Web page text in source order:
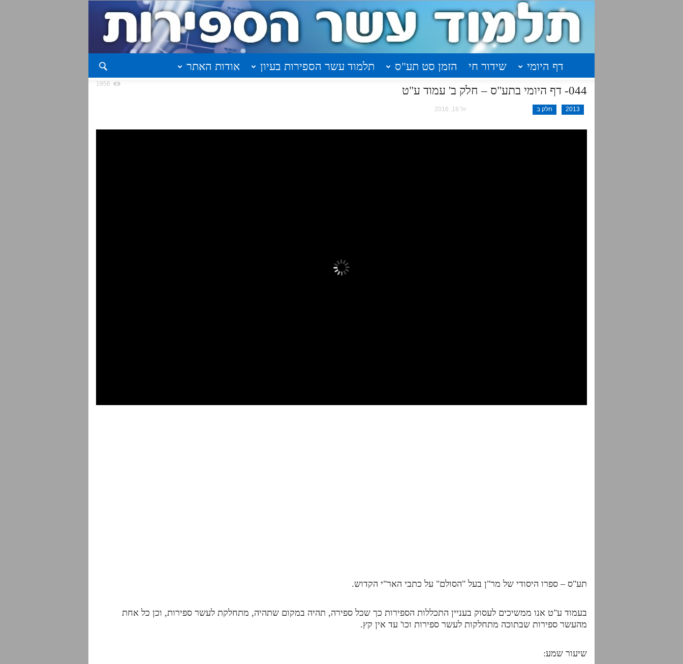
דף היומי שידור חי הזמן סט תע"ס תלמוד עשר הספירות בעיון
אודות האתר
044- דף היומי בתע"ס – חלק ב' עמוד ע"ט
2013 חלק ב יול 18, 2016
1956
תע"ס – ספרו היסודי של מר"ן בעל "הסולם" על כתבי האר"י הקדוש.
בעמוד ע"ט אנו ממשיכים לעסוק בעניין התכללות הספירות כך שכל ספירה, תהיה במקום שתהיה, מתחלקת לעשר ספירות, וכן כל אחת
מהעשר ספירות שבתוכה מתחלקות לעשר ספירות וכו' עד אין קץ.
שיעור שמע: